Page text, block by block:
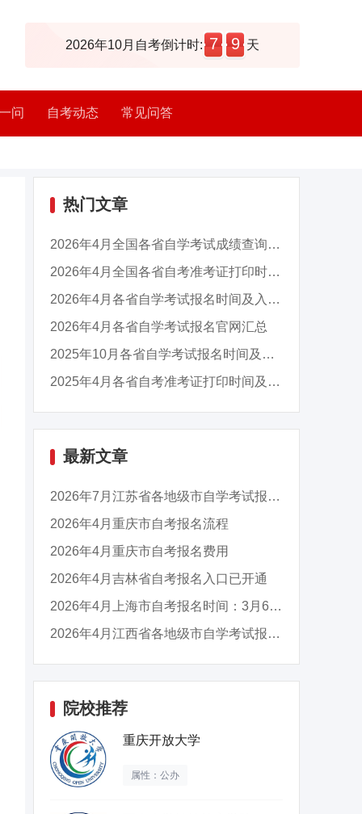
2026年10月自考倒计时: 7 9 天
问 自考动态 常见问答
热门文章
2026年4月全国各省自学考试成绩查询时间及入口...
2026年4月全国各省自考准考证打印时间及入口汇...
2026年4月各省自学考试报名时间及入口汇总
2026年4月各省自学考试报名官网汇总
2025年10月各省自学考试报名时间及入口汇总
2025年4月各省自考准考证打印时间及入口汇总
最新文章
2026年7月江苏省各地级市自学考试报名官网入口...
2026年4月重庆市自考报名流程
2026年4月重庆市自考报名费用
2026年4月吉林省自考报名入口已开通
2026年4月上海市自考报名时间：3月6日9:00至3月...
2026年4月江西省各地级市自学考试报名官网入口...
院校推荐
重庆开放大学
属性：公办